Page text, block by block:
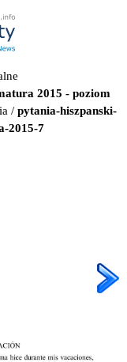
2015 - poziom
/ pytania-hiszpanski-
2015-7